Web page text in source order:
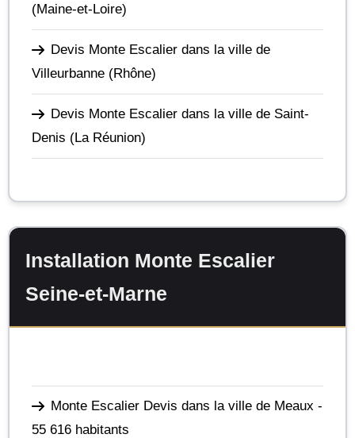
(Maine-et-Loire)
Devis Monte Escalier dans la ville de
Villeurbanne (Rhône)
Devis Monte Escalier dans la ville de Saint-
Denis (La Réunion)
Installation Monte Escalier
Seine-et-Marne
Monte Escalier Devis dans la ville de Meaux -
55 616 habitants